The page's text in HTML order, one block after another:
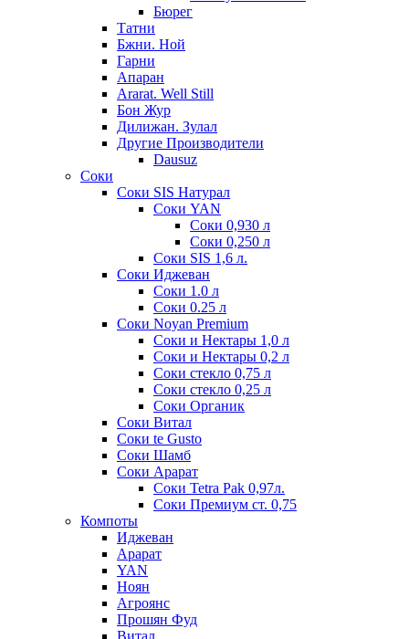
Бюрег
Татни
Бжни. Ной
Гарни
Апаран
Ararat. Well Still
Бон Жур
Дилижан. Зулал
Другие Производители
Dausuz
Соки
Соки SIS Натурал
Соки YAN
Соки 0,930 л
Соки 0,250 л
Соки SIS 1,6 л.
Соки Иджеван
Соки 1.0 л
Соки 0.25 л
Соки Noyan Premium
Соки и Нектары 1,0 л
Соки и Нектары 0,2 л
Соки стекло 0,75 л
Соки стекло 0,25 л
Соки Органик
Соки Витал
Соки te Gusto
Соки Шамб
Соки Арарат
Соки Tetra Pak 0,97л.
Соки Премиум ст. 0,75
Компоты
Иджеван
Арарат
YAN
Ноян
Агроянс
Прошян Фуд
Витал